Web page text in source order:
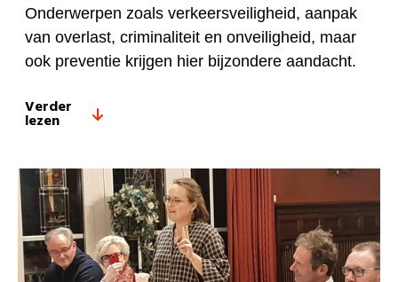
Onderwerpen zoals verkeersveiligheid, aanpak
van overlast, criminaliteit en onveiligheid, maar
ook preventie krijgen hier bijzondere aandacht.
Verder
lezen